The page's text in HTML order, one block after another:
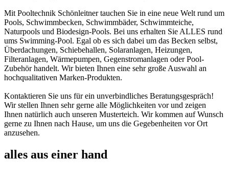
Mit Pooltechnik Schönleitner tauchen Sie in eine neue Welt rund um
Pools, Schwimmbecken, Schwimmbäder, Schwimmteiche,
Naturpools und Biodesign-Pools. Bei uns erhalten Sie ALLES rund
ums Swimming-Pool. Egal ob es sich dabei um das Becken selbst,
Überdachungen, Schiebehallen, Solaranlagen, Heizungen,
Filteranlagen, Wärmepumpen, Gegenstromanlagen oder Pool-
Zubehör handelt. Wir bieten Ihnen eine sehr große Auswahl an
hochqualitativen Marken-Produkten.
Kontaktieren Sie uns für ein unverbindliches Beratungsgespräch!
Wir stellen Ihnen sehr gerne alle Möglichkeiten vor und zeigen
Ihnen natürlich auch unseren Musterteich. Wir kommen auf Wunsch
gerne zu Ihnen nach Hause, um uns die Gegebenheiten vor Ort
anzusehen.
alles aus einer hand